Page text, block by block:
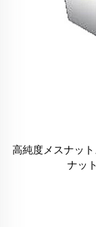
高純度メスナット
ナッ